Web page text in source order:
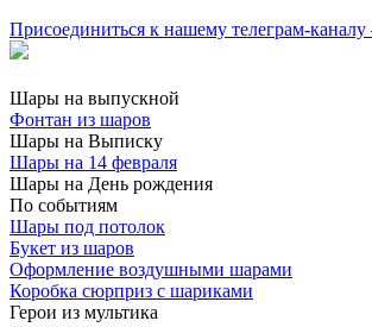
Присоединиться к нашему телеграм-
Шары на выпускной
Фонтан из шаров
Шары на Выписку
Шары на 14 февраля
Шары на День рождения
По событиям
Шары под потолок
Букет из шаров
Оформление воздушными шарами
Коробка сюрприз с шариками
Герои из мультика